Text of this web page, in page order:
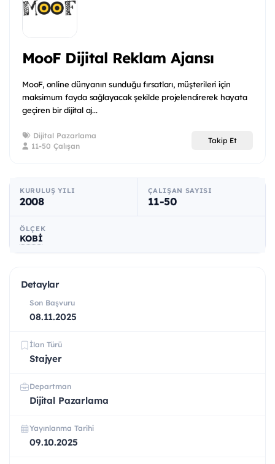
MooF Dijital Reklam Ajansı
MooF, online dünyanın sunduğu fırsatları, müşterileri için
maksimum fayda sağlayacak şekilde projelendirerek hayata
geçiren bir dijital aj...
Dijital Pazarlama
11-50 Çalışan
Takip Et
KURULUŞ YILI
2008
ÇALIŞAN SAYISI
11-50
ÖLÇEK
KOBİ
Detaylar
Son Başvuru
08.11.2025
İlan Türü
Stajyer
Departman
Dijital Pazarlama
Yayınlanma Tarihi
09.10.2025